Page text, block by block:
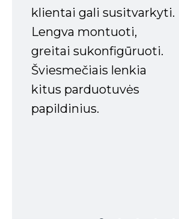
klientai gali susitvarkyti.
Lengva montuoti,
greitai sukonfigūruoti.
Šviesmečiais lenkia
kitus parduotuvės
papildinius.